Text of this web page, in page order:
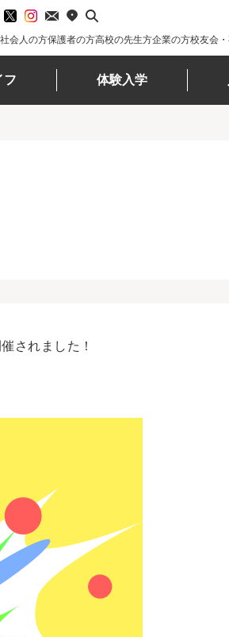
会人の方保護者の方高校の先生方企業の方校友会
フ 体験入学
されました！